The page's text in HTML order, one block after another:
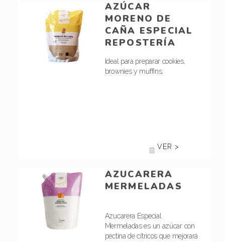
AZÚCAR
MORENO DE
CAÑA ESPECIAL
REPOSTERÍA
Ideal para preparar cookies,
brownies y muffins.
VER >
AZUCARERA
MERMELADAS
Azucarera Especial
Mermeladas es un azúcar con
pectina de cítricos que mejorará